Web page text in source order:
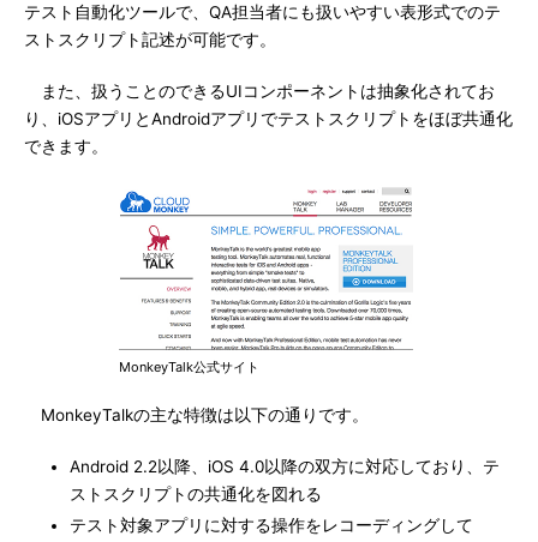
テスト自動化ツールで、QA担当者にも扱いやすい表形式でのテ
ストスクリプト記述が可能です。
また、扱うことのできるUIコンポーネントは抽象化されてお
り、iOSアプリとAndroidアプリでテストスクリプトをほぼ共通化
できます。
MonkeyTalk公式サイト
MonkeyTalkの主な特徴は以下の通りです。
Android 2.2以降、iOS 4.0以降の双方に対応しており、テ
ストスクリプトの共通化を図れる
テスト対象アプリに対する操作をレコーディングして